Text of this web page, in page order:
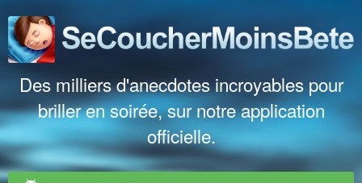
Des milliers d'anecdotes incroyables pour
briller en soirée, sur notre application
officielle.